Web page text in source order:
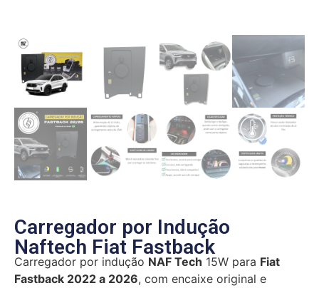
Carregador por Indução
Naftech Fiat Fastback
Carregador por indução NAF Tech 15W para Fiat
Fastback 2022 a 2026, com encaixe original e